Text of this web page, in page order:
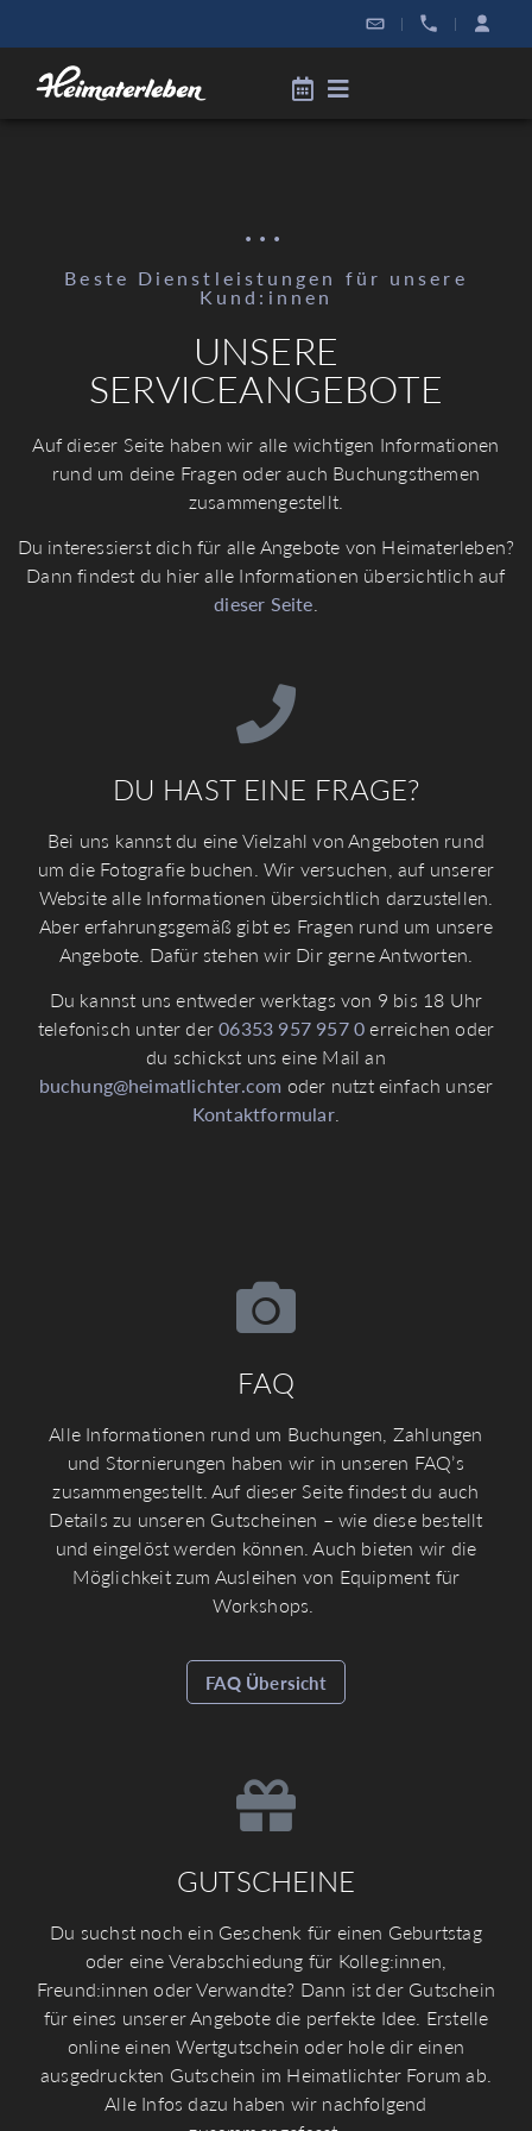
| |
...
Beste Dienstleistungen für unsere
Kund:innen
UNSERE
SERVICEANGEBOTE
Auf dieser Seite haben wir alle wichtigen Informationen
rund um deine Fragen oder auch Buchungsthemen
zusammengestellt.
Du interessierst dich für alle Angebote von Heimaterleben?
Dann findest du hier alle Informationen übersichtlich auf
dieser Seite.
DU HAST EINE FRAGE?
Bei uns kannst du eine Vielzahl von Angeboten rund
um die Fotografie buchen. Wir versuchen, auf unserer
Website alle Informationen übersichtlich darzustellen.
Aber erfahrungsgemäß gibt es Fragen rund um unsere
Angebote. Dafür stehen wir Dir gerne Antworten.
Du kannst uns entweder werktags von 9 bis 18 Uhr
telefonisch unter der06353 957 957 0erreichen oder
du schickst uns eine Mail an
buchung@heimatlichter.com oder nutzt einfach unser
Kontaktformular.
FAQ
Alle Informationen rund um Buchungen, Zahlungen
und Stornierungen haben wir in unseren FAQ’s
zusammengestellt. Auf dieser Seite findest du auch
Details zu unseren Gutscheinen – wie diese bestellt
und eingelöst werden können. Auch bieten wir die
Möglichkeit zum Ausleihen von Equipment für
Workshops.
FAQ Übersicht
GUTSCHEINE
Du suchst noch ein Geschenk für einen Geburtstag
oder eine Verabschiedung für Kolleg:innen,
Freund:innen oder Verwandte? Dann ist der Gutschein
für eines unserer Angebote die perfekte Idee. Erstelle
online einen Wertgutschein oder hole dir einen
ausgedruckten Gutschein im Heimatlichter Forum ab.
Alle Infos dazu haben wir nachfolgend